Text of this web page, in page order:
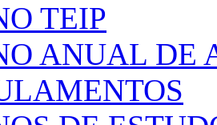
TEIP
ANUAL DE